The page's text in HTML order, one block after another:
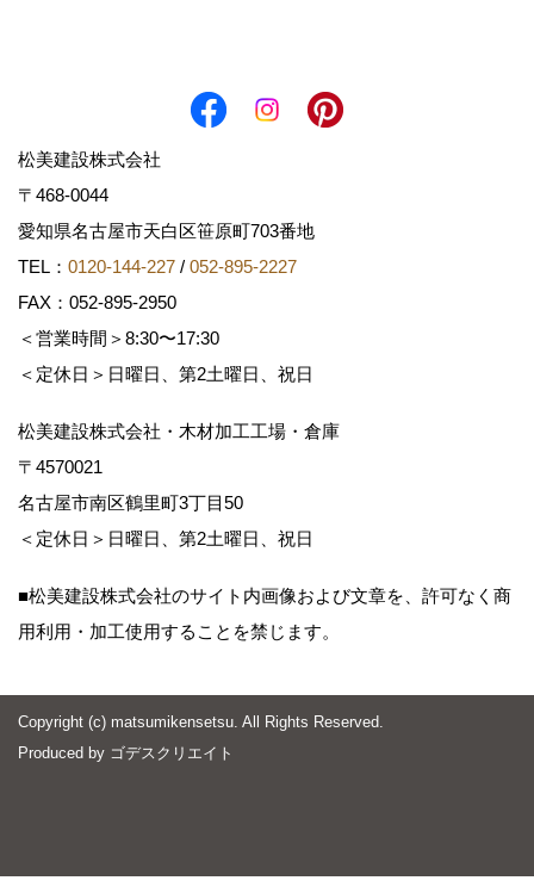
松美建設株式会社
〒468-0044
愛知県名古屋市天白区笹原町703番地
TEL： 0120-144-227 / 052-895-2227
FAX：052-895-2950
＜営業時間＞8:30〜17:30
＜定休日＞日曜日、第2土曜日、祝日
松美建設株式会社・木材加工工場・倉庫
〒4570021
名古屋市南区鶴里町3丁目50
＜定休日＞日曜日、第2土曜日、祝日
■松美建設株式会社のサイト内画像および文章を、許可なく商
用利用・加工使用することを禁じます。
Copyright (c) matsumikensetsu. All Rights Reserved.
Produced by ゴデスクリエイト